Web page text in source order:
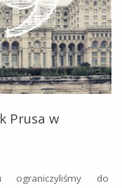
Prusa w
ograniczyliśmy do